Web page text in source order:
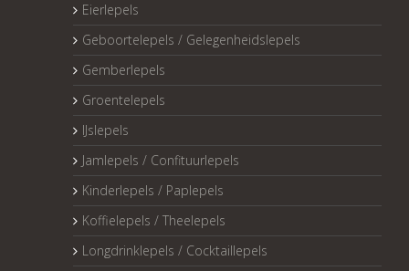
Eierlepels
Geboortelepels / Gelegenheidslepels
Gemberlepels
Groentelepels
IJslepels
Jamlepels / Confituurlepels
Kinderlepels / Paplepels
Koffielepels / Theelepels
Longdrinklepels / Cocktaillepels